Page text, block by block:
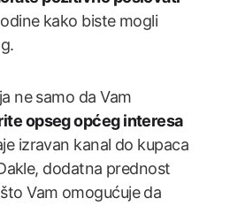
kako biste mogli
ne samo da Vam
opseg općeg interesa
izravan kanal do kupaca
dodatna prednost
Vam omogućuje da